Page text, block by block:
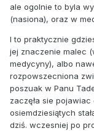
ale ogolnie to byla
(nasiona), oraz w
I to praktycznie
jej znaczenie malec
medycyny), albo
rozpowszecniona
poszuak w Panu
zaczęła sie
osiemdziesiątych
dziś. wczesniej po